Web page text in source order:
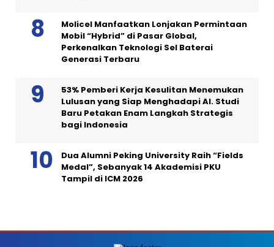
Molicel Manfaatkan Lonjakan Permintaan
Mobil “Hybrid” di Pasar Global,
Perkenalkan Teknologi Sel Baterai
Generasi Terbaru
53% Pemberi Kerja Kesulitan Menemukan
Lulusan yang Siap Menghadapi AI. Studi
Baru Petakan Enam Langkah Strategis
bagi Indonesia
Dua Alumni Peking University Raih “Fields
Medal”, Sebanyak 14 Akademisi PKU
Tampil di ICM 2026